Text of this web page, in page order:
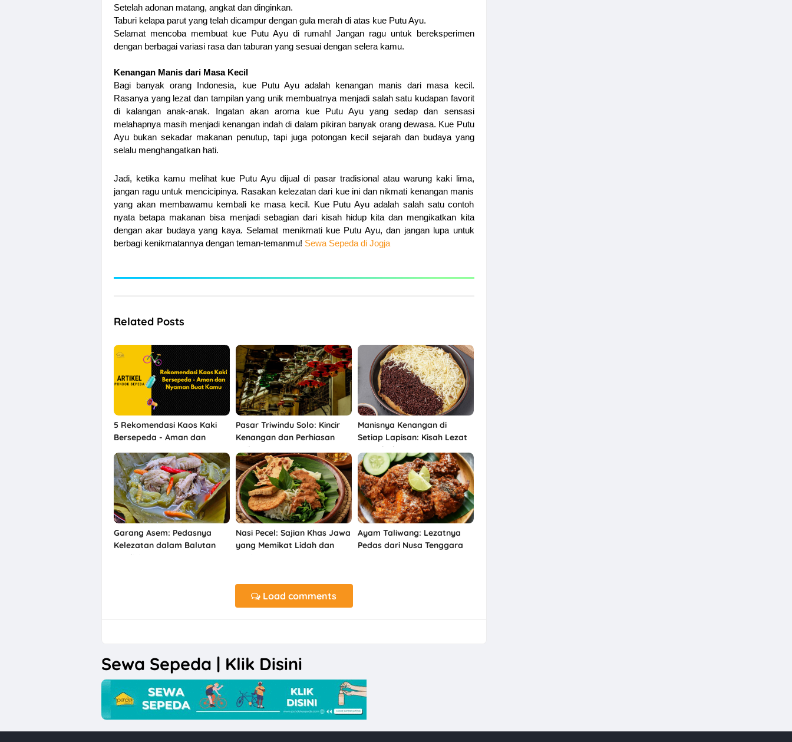
Setelah adonan matang, angkat dan dinginkan.
Taburi kelapa parut yang telah dicampur dengan gula merah di atas kue Putu Ayu.
Selamat mencoba membuat kue Putu Ayu di rumah! Jangan ragu untuk bereksperimen
dengan berbagai variasi rasa dan taburan yang sesuai dengan selera kamu.
Kenangan Manis dari Masa Kecil
Bagi banyak orang Indonesia, kue Putu Ayu adalah kenangan manis dari masa kecil.
Rasanya yang lezat dan tampilan yang unik membuatnya menjadi salah satu kudapan favorit
di kalangan anak-anak. Ingatan akan aroma kue Putu Ayu yang sedap dan sensasi
melahapnya masih menjadi kenangan indah di dalam pikiran banyak orang dewasa. Kue Putu
Ayu bukan sekadar makanan penutup, tapi juga potongan kecil sejarah dan budaya yang
selalu menghangatkan hati.
Jadi, ketika kamu melihat kue Putu Ayu dijual di pasar tradisional atau warung kaki lima,
jangan ragu untuk mencicipinya. Rasakan kelezatan dari kue ini dan nikmati kenangan manis
yang akan membawamu kembali ke masa kecil. Kue Putu Ayu adalah salah satu contoh
nyata betapa makanan bisa menjadi sebagian dari kisah hidup kita dan mengikatkan kita
dengan akar budaya yang kaya. Selamat menikmati kue Putu Ayu, dan jangan lupa untuk
berbagi kenikmatannya dengan teman-temanmu! Sewa Sepeda di Jogja
Related Posts
5 Rekomendasi Kaos Kaki
Bersepeda - Aman dan
Pasar Triwindu Solo: Kincir
Kenangan dan Perhiasan
Unik
Manisnya Kenangan di
Setiap Lapisan: Kisah Lezat
Martabak Manis
Garang Asem: Pedasnya
Kelezatan dalam Balutan
Tradisi
Nasi Pecel: Sajian Khas Jawa
yang Memikat Lidah dan
Ayam Taliwang: Lezatnya
Pedas dari Nusa Tenggara
Load comments
Sewa Sepeda | Klik Disini